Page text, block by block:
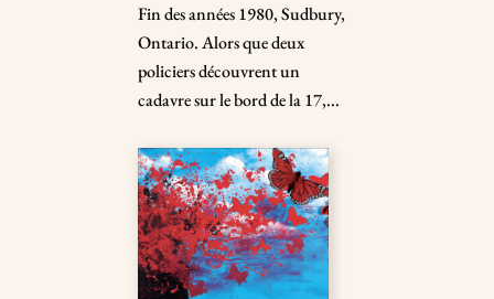
Fin des années 1980, Sudbury,
Ontario. Alors que deux
policiers découvrent un
cadavre sur le bord de la 17,...